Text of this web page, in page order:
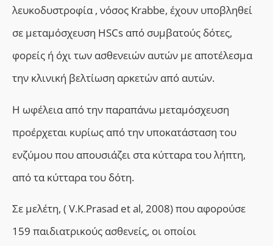
λευκοδυστροφία , νόσος Krabbe, έχουν υποβληθεί
σε μεταμόσχευση HSCs από συμβατούς δότες,
φορείς ή όχι των ασθενειών αυτών με αποτέλεσμα
την κλινική βελτίωση αρκετών από αυτών.
Η ωφέλεια από την παραπάνω μεταμόσχευση
προέρχεται κυρίως από την υποκατάσταση του
ενζύμου που απουσιάζει στα κύτταρα του λήπτη,
από τα κύτταρα του δότη.
Σε μελέτη, ( V.K.Prasad et al, 2008) που αφορούσε
159 παιδιατρικούς ασθενείς, οι οποίοι